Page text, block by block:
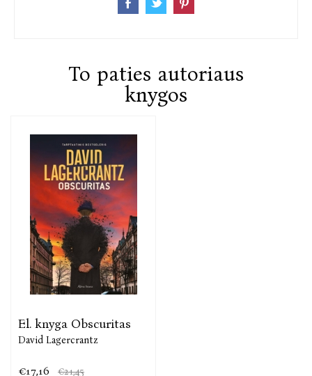
To paties autoriaus
knygos
El. knyga Obscuritas
David Lagercrantz
€17,16 €21,45